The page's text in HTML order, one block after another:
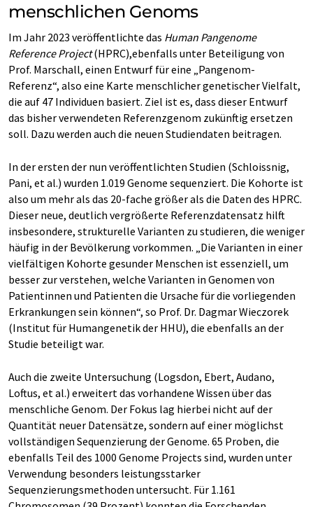
menschlichen Genoms
Im Jahr 2023 veröffentlichte das Human Pangenome
Reference Project(HPRC),ebenfalls unter Beteiligung von
Prof. Marschall, einen Entwurf für eine „Pangenom-
Referenz“, also eine Karte menschlicher genetischer Vielfalt,
die auf 47 Individuen basiert. Ziel ist es, dass dieser Entwurf
das bisher verwendeten Referenzgenom zukünftig ersetzen
soll. Dazu werden auch die neuen Studiendaten beitragen.
In der ersten der nun veröffentlichten Studien (Schloissnig,
Pani, et al.) wurden 1.019 Genome sequenziert. Die Kohorte ist
also um mehr als das 20-fache größer als die Daten des HPRC.
Dieser neue, deutlich vergrößerte Referenzdatensatz hilft
insbesondere, strukturelle Varianten zu studieren, die weniger
häufig in der Bevölkerung vorkommen. „Die Varianten in einer
vielfältigen Kohorte gesunder Menschen ist essenziell, um
besser zur verstehen, welche Varianten in Genomen von
Patientinnen und Patienten die Ursache für die vorliegenden
Erkrankungen sein können“, so Prof. Dr. Dagmar Wieczorek
(Institut für Humangenetik der HHU), die ebenfalls an der
Studie beteiligt war.
Auch die zweite Untersuchung (Logsdon, Ebert, Audano,
Loftus, et al.) erweitert das vorhandene Wissen über das
menschliche Genom. Der Fokus lag hierbei nicht auf der
Quantität neuer Datensätze, sondern auf einer möglichst
vollständigen Sequenzierung der Genome. 65 Proben, die
ebenfalls Teil des 1000 Genome Projects sind, wurden unter
Verwendung besonders leistungsstarker
Sequenzierungsmethoden untersucht. Für 1.161